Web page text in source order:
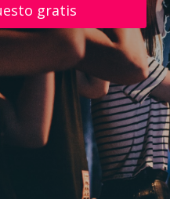
gratis